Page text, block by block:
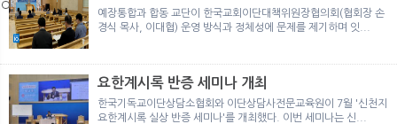
회 탈퇴
예장통합과 합동 교단이 한국교회이단대책위원장협의회(협회장 손
경식 목사, 이대협) 운영 방식과 정체성에 문제를 제기하며 잇...
요한계시록 반증 세미나 개최
한국기독교이단상담소협회와 이단상담사전문교육원이 7월 '신천지
요한계시록 실상 반증 세미나'를 개최했다. 이번 세미나는 신...